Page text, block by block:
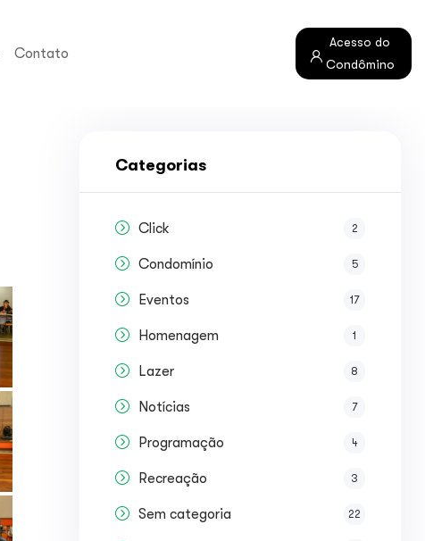
Contato
Acesso do
Condômino
Categorias
Click 2
Condomínio 5
Eventos 17
Homenagem 1
Lazer 8
Notícias 7
Programação 4
Recreação 3
Sem categoria 22